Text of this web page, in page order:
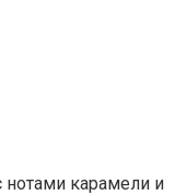
нотами карамели и